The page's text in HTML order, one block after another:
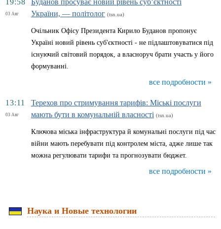
19:58
03 Авг
Буданов просуває новий рівень суб’єктності
України, — політолог (tsn.ua)
Очільник Офісу Президента Кирило Буданов пропонує
Україні новий рівень суб'єктності - не підлаштовуватися під
існуючий світовий порядок, а власноруч брати участь у його
формуванні.
все подробности »
13:11
03 Авг
Терехов про стримування тарифів: Міські послуги
мають бути в комунальній власності (tsn.ua)
Ключова міська інфраструктура й комунальні послуги під час
війни мають перебувати під контролем міста, адже лише так
можна регулювати тарифи та прогнозувати бюджет.
все подробности »
Наука и Новые технологии